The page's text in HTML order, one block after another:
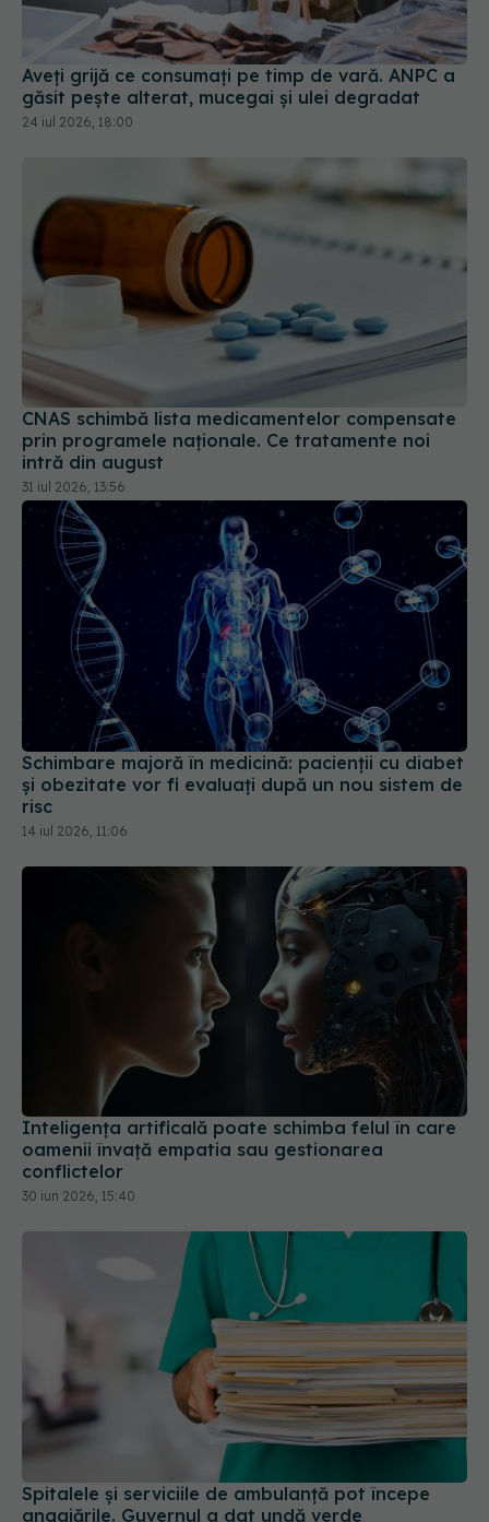
Aveți grijă ce consumați pe timp de vară. ANPC a
găsit pește alterat, mucegai și ulei degradat
24 iul 2026, 18:00
CNAS schimbă lista medicamentelor compensate
prin programele naționale. Ce tratamente noi
intră din august
31 iul 2026, 13:56
Schimbare majoră în medicină: pacienții cu diabet
și obezitate vor fi evaluați după un nou sistem de
risc
14 iul 2026, 11:06
Inteligența artificală poate schimba felul în care
oamenii învață empatia sau gestionarea
conflictelor
30 iun 2026, 15:40
Spitalele și serviciile de ambulanță pot începe
angajările. Guvernul a dat undă verde
28 iul 2026, 20:50